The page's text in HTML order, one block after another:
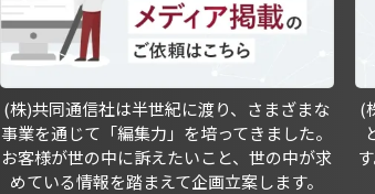
(株)共同通信社は半世紀に渡り、さまざまな
事業を通じて「編集力」を培ってきました。
お客様が世の中に訴えたいこと、世の中が求
めている情報を踏まえて企画立案します。
(